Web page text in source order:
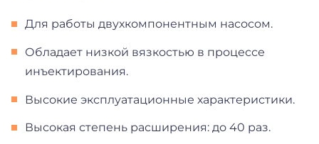
Для работы двухкомпонентным насосом.
Обладает низкой вязкостью в процессе
инъектирования.
Высокие эксплуатационные характеристики.
Высокая степень расширения: до 40 раз.